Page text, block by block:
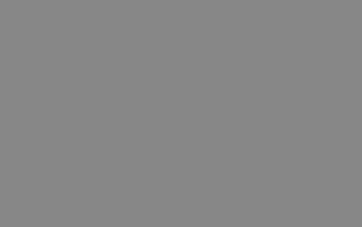
di analisi web
di siti
e misurare le
cui il prefisso
di analisi web
e misurare le
cui il prefisso
che si
che imposta il
di Google) per
i cookie.